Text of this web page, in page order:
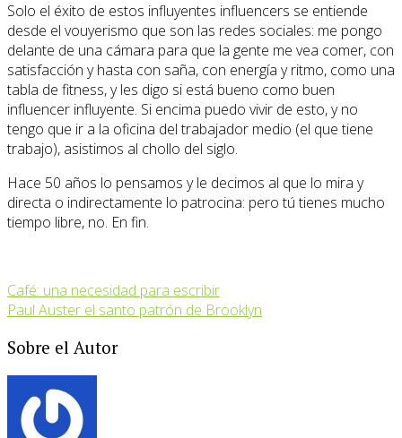
Solo el éxito de estos influyentes influencers se entiende
desde el vouyerismo que son las redes sociales: me pongo
delante de una cámara para que la gente me vea comer, con
satisfacción y hasta con saña, con energía y ritmo, como una
tabla de fitness, y les digo si está bueno como buen
influencer influyente. Si encima puedo vivir de esto, y no
tengo que ir a la oficina del trabajador medio (el que tiene
trabajo), asistimos al chollo del siglo.
Hace 50 años lo pensamos y le decimos al que lo mira y
directa o indirectamente lo patrocina: pero tú tienes mucho
tiempo libre, no. En fin.
Café: una necesidad para escribir
Paul Auster el santo patrón de Brooklyn
Sobre el Autor